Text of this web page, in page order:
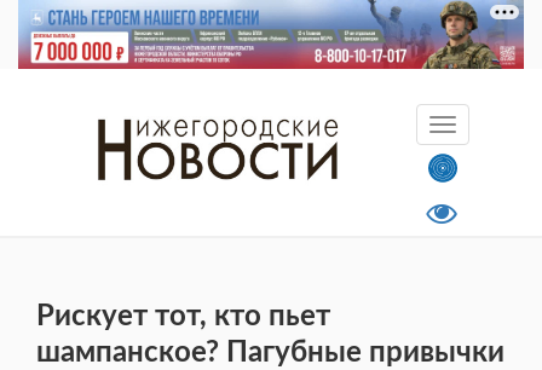
Рискует тот, кто пьет
шампанское? Пагубные привычки